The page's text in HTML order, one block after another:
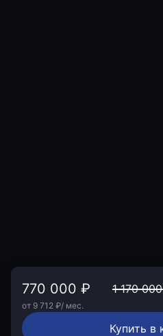
770 000 ₽ 1 170
от 9 712 ₽/ мес.
Купить в